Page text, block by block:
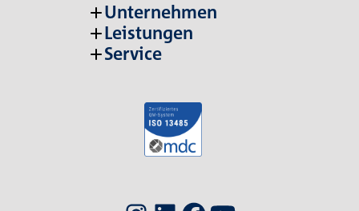
Unternehmen
Leistungen
Service